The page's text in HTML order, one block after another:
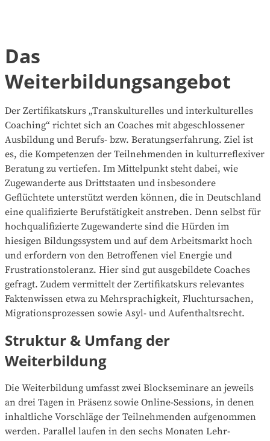
Das
Weiterbildungsangebot
Der Zertifikatskurs „Transkulturelles und interkulturelles
Coaching“ richtet sich an Coaches mit abgeschlossener
Ausbildung und Berufs- bzw. Beratungserfahrung. Ziel ist
es, die Kompetenzen der Teilnehmenden in kulturreflexiver
Beratung zu vertiefen. Im Mittelpunkt steht dabei, wie
Zugewanderte aus Drittstaaten und insbesondere
Geflüchtete unterstützt werden können, die in Deutschland
eine qualifizierte Berufstätigkeit anstreben. Denn selbst für
hochqualifizierte Zugewanderte sind die Hürden im
hiesigen Bildungssystem und auf dem Arbeitsmarkt hoch
und erfordern von den Betroffenen viel Energie und
Frustrationstoleranz. Hier sind gut ausgebildete Coaches
gefragt. Zudem vermittelt der Zertifikatskurs relevantes
Faktenwissen etwa zu Mehrsprachigkeit, Fluchtursachen,
Migrationsprozessen sowie Asyl- und Aufenthaltsrecht.
Struktur & Umfang der
Weiterbildung
Die Weiterbildung umfasst zwei Blockseminare an jeweils
an drei Tagen in Präsenz sowie Online-Sessions, in denen
inhaltliche Vorschläge der Teilnehmenden aufgenommen
werden. Parallel laufen in den sechs Monaten Lehr-